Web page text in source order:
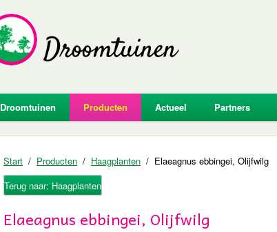
Droomtuinen Producten Actueel Partners
Start Producten Haagplanten
Elaeagnus ebbingei, Olijfwilg
Terug naar: Haagplanten
Elaeagnus ebbingei, Olijfwilg